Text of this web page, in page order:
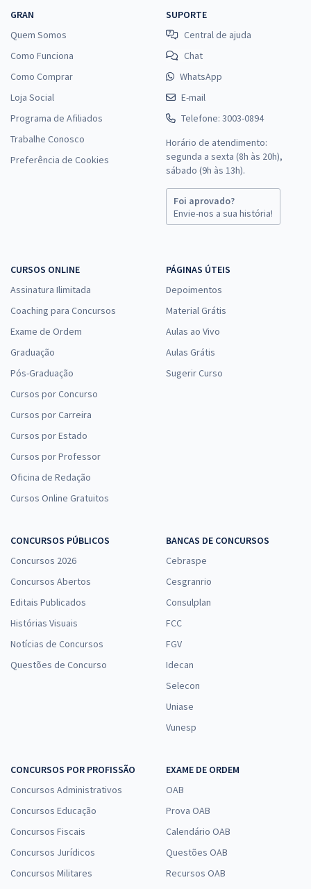
GRAN
Quem Somos
Como Funciona
Como Comprar
Loja Social
Programa de Afiliados
Trabalhe Conosco
Preferência de Cookies
SUPORTE
Central de ajuda
Chat
WhatsApp
E-mail
Telefone: 3003-0894
Horário de atendimento:
segunda a sexta (8h às 20h),
sábado (9h às 13h).
Foi aprovado?
Envie-nos a sua história!
CURSOS ONLINE
Assinatura Ilimitada
Coaching para Concursos
Exame de Ordem
Graduação
Pós-Graduação
Cursos por Concurso
Cursos por Carreira
Cursos por Estado
Cursos por Professor
Oficina de Redação
Cursos Online Gratuitos
PÁGINAS ÚTEIS
Depoimentos
Material Grátis
Aulas ao Vivo
Aulas Grátis
Sugerir Curso
CONCURSOS PÚBLICOS
Concursos 2026
Concursos Abertos
Editais Publicados
Histórias Visuais
Notícias de Concursos
Questões de Concurso
BANCAS DE CONCURSOS
Cebraspe
Cesgranrio
Consulplan
FCC
FGV
Idecan
Selecon
Uniase
Vunesp
CONCURSOS POR PROFISSÃO
Concursos Administrativos
Concursos Educação
Concursos Fiscais
Concursos Jurídicos
Concursos Militares
EXAME DE ORDEM
OAB
Prova OAB
Calendário OAB
Questões OAB
Recursos OAB